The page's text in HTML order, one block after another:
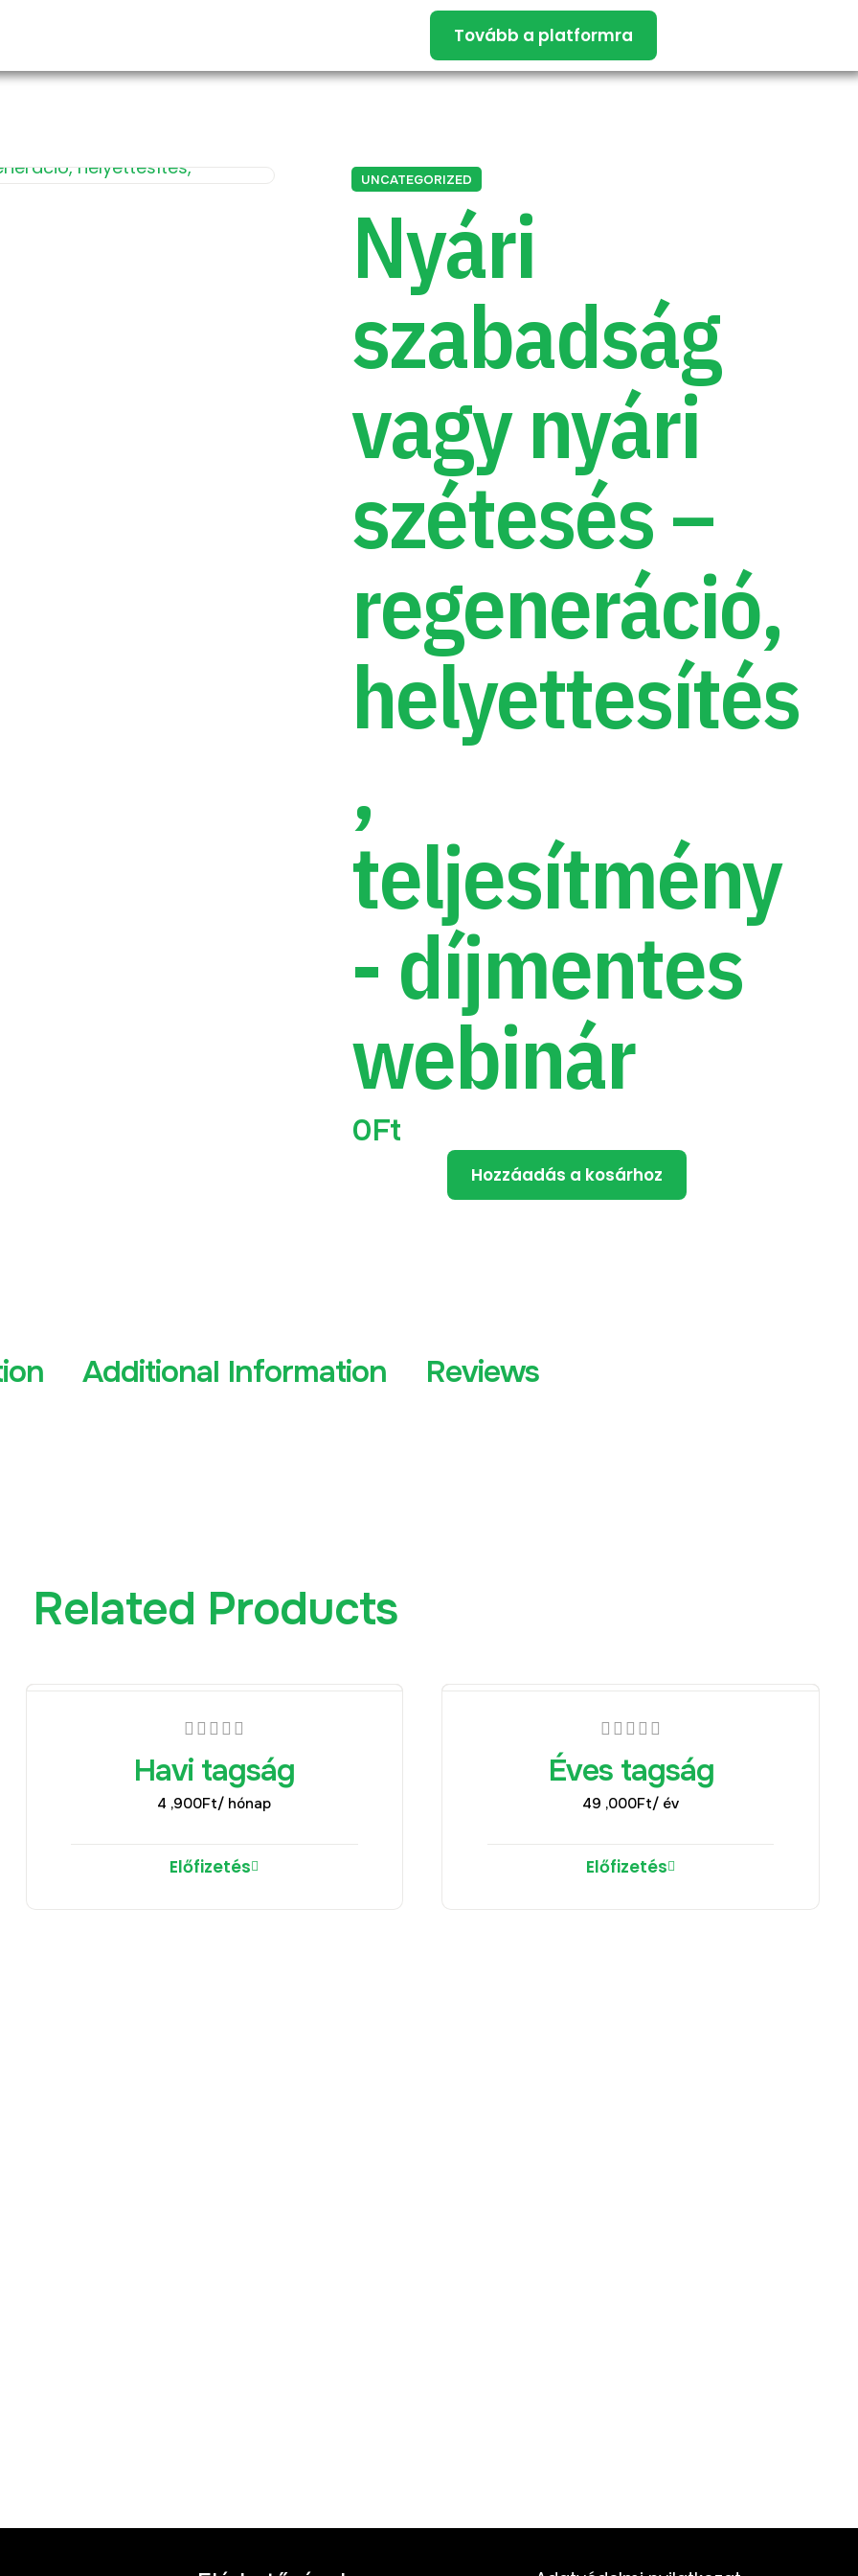
Tovább a platformra
UNCATEGORIZED
Nyári
szabadság
vagy nyári
szétesés –
regeneráció,
helyettesítés
,
teljesítmény
- díjmentes
webinár
0Ft
Hozzáadás a kosárhoz
Additional Information Reviews
Related Products
Havi tagság
4 ,900Ft/ hónap
Előfizetés
Éves tagság
49 ,000Ft/ év
Előfizetés